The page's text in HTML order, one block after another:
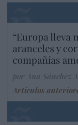
“Europa lleva
aranceles y
compañías
Artículos